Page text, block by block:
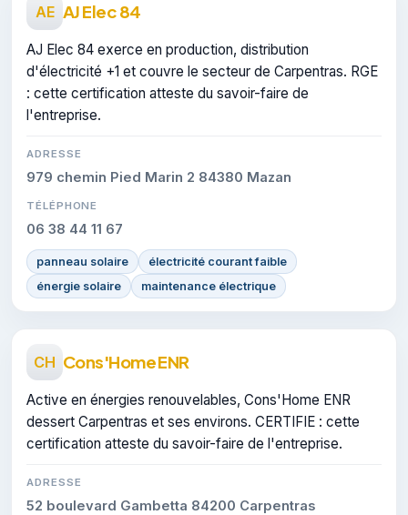
AE AJ Elec 84
AJ Elec 84 exerce en production, distribution
d'électricité +1 et couvre le secteur de Carpentras. RGE
: cette certification atteste du savoir-faire de
l'entreprise.
ADRESSE
979 chemin Pied Marin 2 84380 Mazan
TÉLÉPHONE
06 38 44 11 67
panneau solaire
électricité courant faible
énergie solaire
maintenance électrique
CH Cons'Home ENR
Active en énergies renouvelables, Cons'Home ENR
dessert Carpentras et ses environs. CERTIFIE : cette
certification atteste du savoir-faire de l'entreprise.
ADRESSE
52 boulevard Gambetta 84200 Carpentras